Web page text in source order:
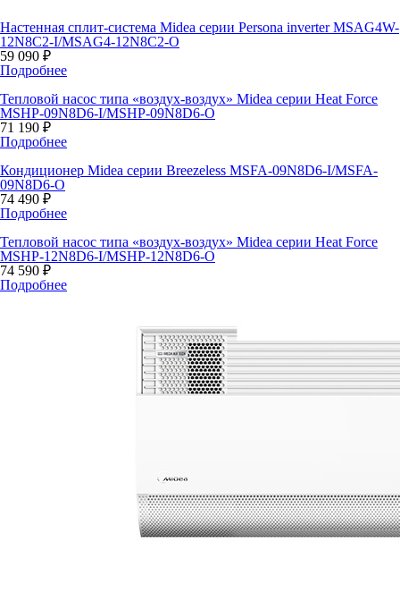
Настенная сплит-система Midea серии Persona inverter MSAG4W-
12N8C2-I/MSAG4-12N8C2-O
59 090 ₽
Подробнее
Тепловой насос типа «воздух-воздух» Midea серии Heat Force
MSHP-09N8D6-I/MSHP-09N8D6-O
71 190 ₽
Подробнее
Кондиционер Midea серии Breezeless MSFA-09N8D6-I/MSFA-
09N8D6-O
74 490 ₽
Подробнее
Тепловой насос типа «воздух-воздух» Midea серии Heat Force
MSHP-12N8D6-I/MSHP-12N8D6-O
74 590 ₽
Подробнее